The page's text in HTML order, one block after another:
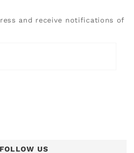
and receive notifications of
FOLLOW US